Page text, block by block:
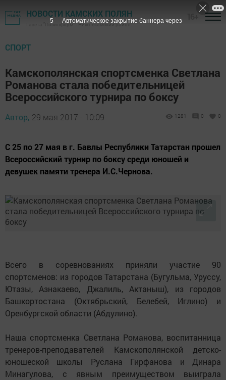
НОВОСТИ КАМСКИХ ПОЛЯН
Газета "Посинформ" - Нижнекамский район
СПОРТ
Камскополянская спортсменка Светлана
Романова стала победительницей
Всероссийского турнира по боксу
Автор, 29 мая 2017 - 10:09 1281 0 0
С 25 по 27 мая в г. Бавлы Республики Татарстан прошел
Всероссийский турнир по боксу среди юношей и
девушек памяти тренера И.С.Чернова.
Всего в соревнованиях приняли участие 90
спортсменов: из городов Татарстана (Бугульма, Уруссу,
Ютазы, Азнакаево, Джалиль, Актаныш), из городов
Башкортостана (Октябрьский, Белебей, Иглино) и
Оренбургской области (Абдулино).
Наша спортсменка Светлана Романова, воспитанница
тренеров-преподавателей Камскополянской детско-
юношеской школы Руслана Гирфанова и Динара
Минагулова, с явным преимуществом выиграла
4 Автоматическое закрытие баннера через